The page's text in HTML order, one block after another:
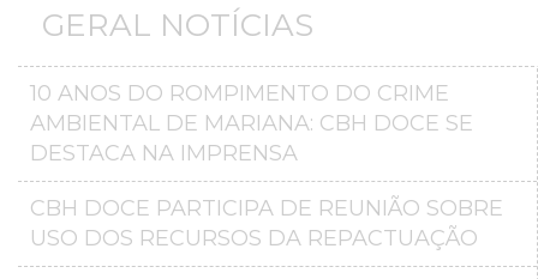
GERAL NOTÍCIAS
10 ANOS DO ROMPIMENTO DO CRIME
AMBIENTAL DE MARIANA: CBH DOCE SE
DESTACA NA IMPRENSA
CBH DOCE PARTICIPA DE REUNIÃO SOBRE
USO DOS RECURSOS DA REPACTUAÇÃO